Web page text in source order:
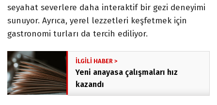
seyahat severlere daha interaktif bir gezi deneyimi
sunuyor. Ayrıca, yerel lezzetleri keşfetmek için
gastronomi turları da tercih ediliyor.
Yeni anayasa çalışmaları hız
kazandı